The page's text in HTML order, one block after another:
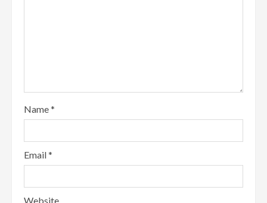
Name*
Email*
Website